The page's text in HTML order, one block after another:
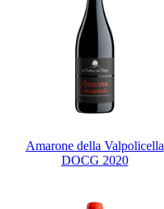
Amarone della Valpolicella
DOCG 2020